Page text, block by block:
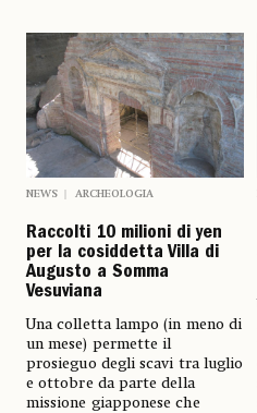
NEWS ARCHEOLOGIA
Raccolti 10 milioni di yen
per la cosiddetta Villa di
Augusto a Somma
Vesuviana
Una colletta lampo (in meno di
un mese) permette il
prosieguo degli scavi tra luglio
e ottobre da parte della
missione giapponese che